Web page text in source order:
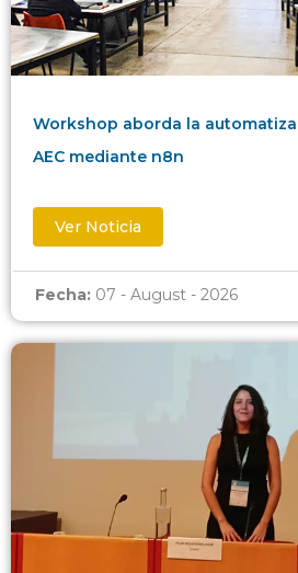
Workshop aborda la
AEC mediante n8n
Ver Noticia
Fecha: 07 - August - 2026